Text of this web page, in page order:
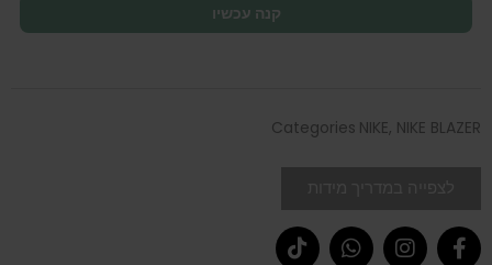
קנה עכשיו
Categories NIKE, NIKE BLAZER